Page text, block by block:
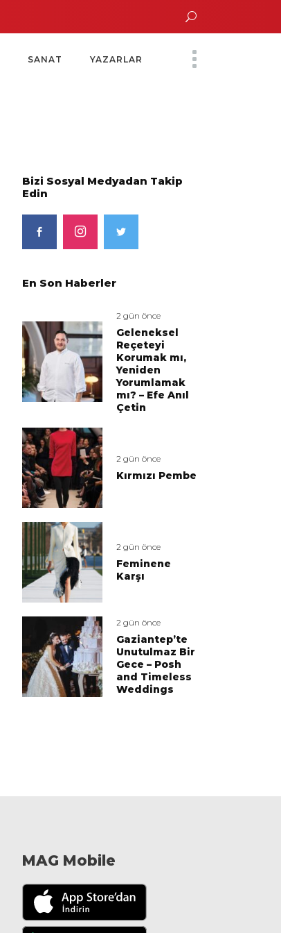
Yoko Ono Sergisi Özel Bir Davetle Açıldı
SANAT YAZARLAR
Bizi Sosyal Medyadan Takip
Edin
En Son Haberler
2 gün önce
Geleneksel
Reçeteyi
Korumak mı,
Yeniden
Yorumlamak
mı? – Efe Anıl
Çetin
2 gün önce
Kırmızı Pembe
2 gün önce
Feminene
Karşı
2 gün önce
Gaziantep’te
Unutulmaz Bir
Gece – Posh
and Timeless
Weddings
MAG Mobile